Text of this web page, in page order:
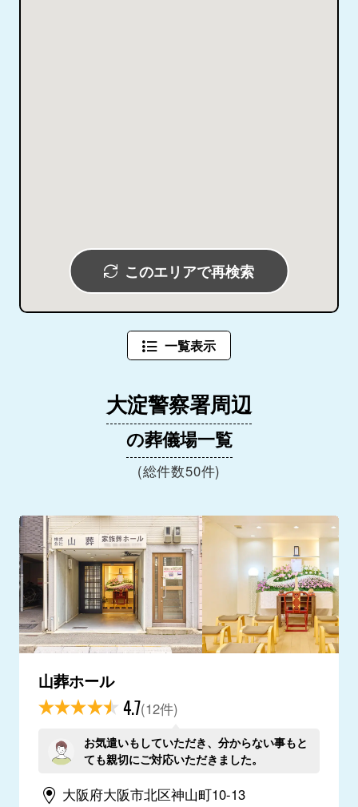
このエリアで再検索
一覧表示
大淀警察署周辺
の葬儀場一覧
(総件数50件)
山葬ホール
4.7(12件)
お気遣いもしていただき、分からない事もと
ても親切にご対応いただきました。
大阪府大阪市北区神山町10-13